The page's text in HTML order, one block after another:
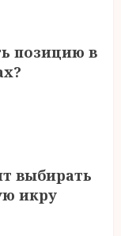
позицию в
выбирать
икру